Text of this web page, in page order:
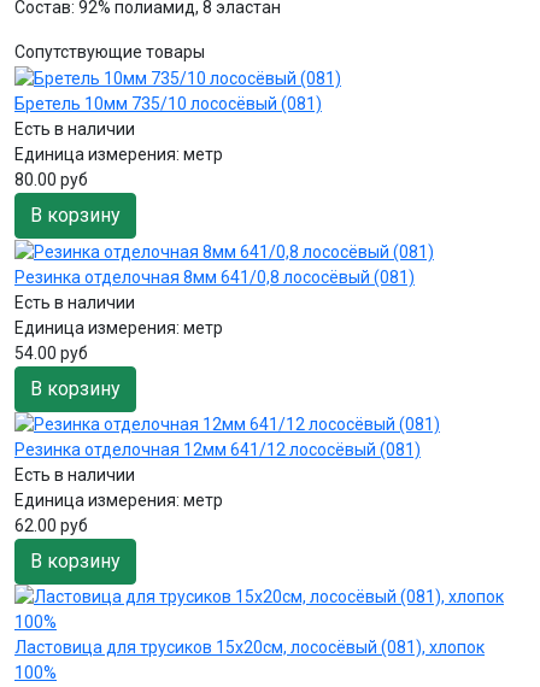
Состав: 92% полиамид, 8 эластан
Сопутствующие товары
Бретель 10мм 735/10 лососёвый (081)
Есть в наличии
Единица измерения: метр
80.00 руб
В корзину
Резинка отделочная 8мм 641/0,8 лососёвый (081)
Есть в наличии
Единица измерения: метр
54.00 руб
В корзину
Резинка отделочная 12мм 641/12 лососёвый (081)
Есть в наличии
Единица измерения: метр
62.00 руб
В корзину
Ластовица для трусиков 15х20см, лососёвый (081), хлопок
100%